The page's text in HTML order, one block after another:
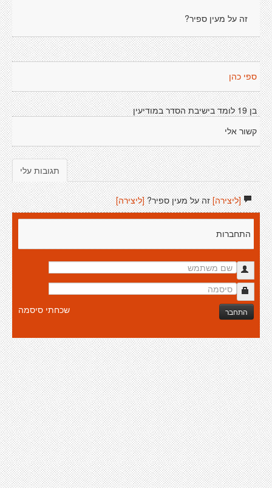
זה על מעין ספיר?
ספי כהן
בן 19 לומד בישיבת הסדר במודיעין
קשור אלי
תגובות עלי
[ליצירה]זה על מעין ספיר? [ליצירה]
התחברות
התחבר שכחתי סיסמה